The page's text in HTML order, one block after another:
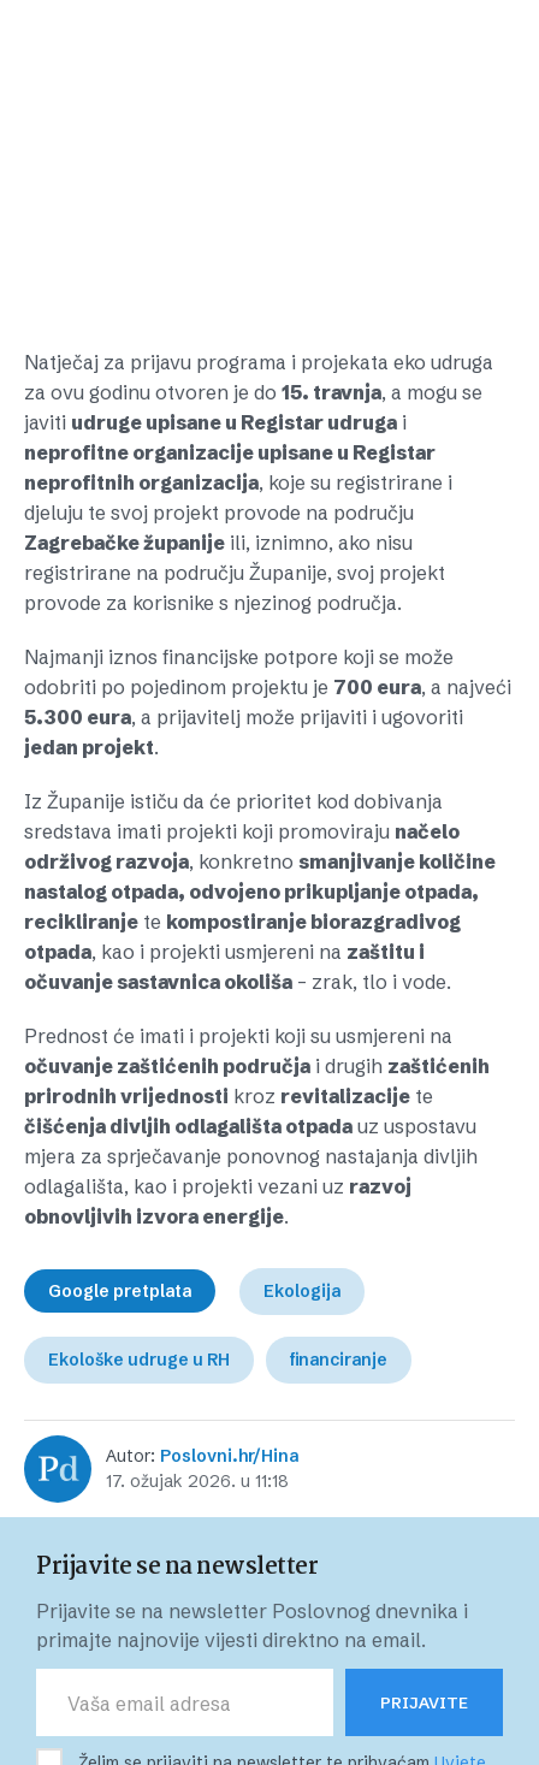
Natječaj za prijavu programa i projekata eko udruga
za ovu godinu otvoren je do 15. travnja, a mogu se
javiti udruge upisane u Registar udruga i
neprofitne organizacije upisane u Registar
neprofitnih organizacija, koje su registrirane i
djeluju te svoj projekt provode na području
Zagrebačke županije ili, iznimno, ako nisu
registrirane na području Županije, svoj projekt
provode za korisnike s njezinog područja.
Najmanji iznos financijske potpore koji se može
odobriti po pojedinom projektu je 700 eura, a najveći
5.300 eura, a prijavitelj može prijaviti i ugovoriti
jedan projekt.
Iz Županije ističu da će prioritet kod dobivanja
sredstava imati projekti koji promoviraju načelo
održivog razvoja, konkretno smanjivanje količine
nastalog otpada, odvojeno prikupljanje otpada,
recikliranje te kompostiranje biorazgradivog
otpada, kao i projekti usmjereni na zaštitu i
očuvanje sastavnica okoliša – zrak, tlo i vode.
Prednost će imati i projekti koji su usmjereni na
očuvanje zaštićenih područja i drugih zaštićenih
prirodnih vrijednosti kroz revitalizacije te
čišćenja divljih odlagališta otpada uz uspostavu
mjera za sprječavanje ponovnog nastajanja divljih
odlagališta, kao i projekti vezani uz razvoj
obnovljivih izvora energije.
Google pretplata Ekologija
Ekološke udruge u RH financiranje
Autor: Poslovni.hr/Hina
17. ožujak 2026. u 11:18
Prijavite se na newsletter
Prijavite se na newsletter Poslovnog dnevnika i
primajte najnovije vijesti direktno na email.
PRIJAVITE